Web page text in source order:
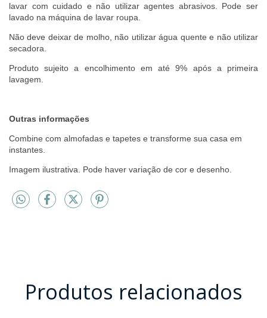
lavar com cuidado e não utilizar agentes abrasivos. Pode ser
lavado na máquina de lavar roupa.
Não deve deixar de molho, não utilizar água quente e não utilizar
secadora.
Produto sujeito a encolhimento em até 9% após a primeira
lavagem.
Outras informações
Combine com almofadas e tapetes e transforme sua casa em
instantes.
Imagem ilustrativa. Pode haver variação de cor e desenho.
Produtos relacionados